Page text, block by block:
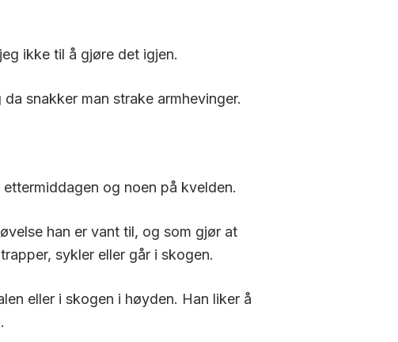
ikke til å gjøre det igjen.
da snakker man strake armhevinger.
og noen på kvelden.
han er vant til, og som gjør at
sykler eller går i skogen.
eller i skogen i høyden. Han liker å